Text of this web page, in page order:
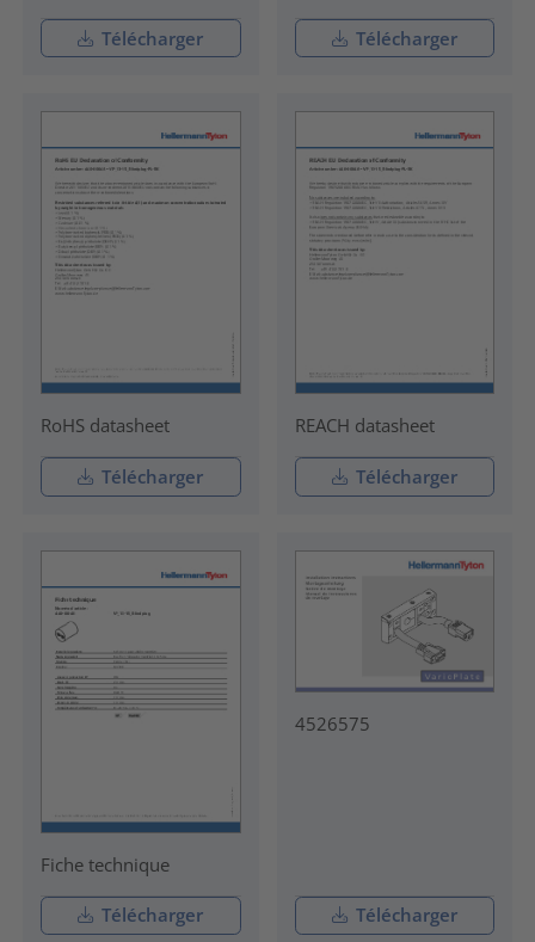
Télécharger Télécharger
RoHS datasheet
Télécharger
REACH datasheet
Télécharger
Fiche technique
Télécharger
4526575
Télécharger